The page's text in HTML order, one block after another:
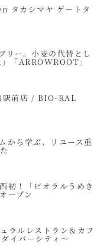
カシマヤ ゲートタ
リー。小麦の代替とし
「ARROWROOT」
駅前店 / BIO-RAL
から学ぶ、リユース重
初！「ビオラルうめき
ープン
ラルレストラン＆カフ
イバーシティ～